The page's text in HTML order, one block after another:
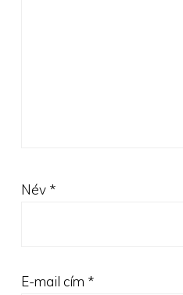
Név *
E-mail cím *